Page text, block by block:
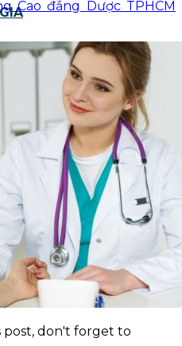
Cao đẳng Dược TPHCM
post, don't forget to